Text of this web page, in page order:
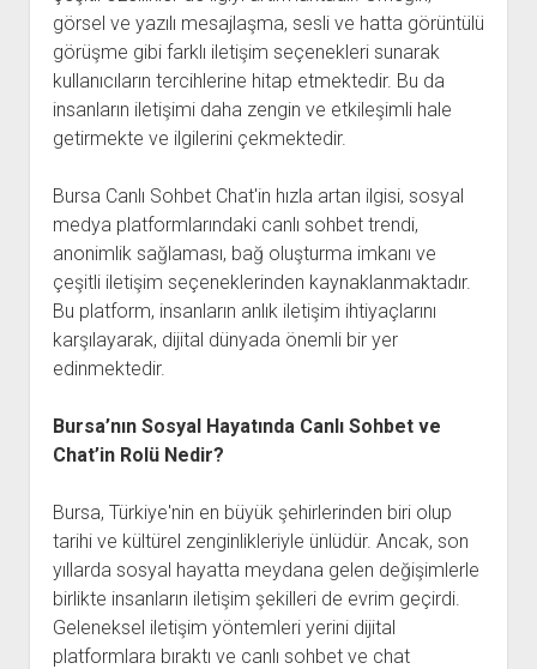
görsel ve yazılı mesajlaşma, sesli ve hatta görüntülü
görüşme gibi farklı iletişim seçenekleri sunarak
kullanıcıların tercihlerine hitap etmektedir. Bu da
insanların iletişimi daha zengin ve etkileşimli hale
getirmekte ve ilgilerini çekmektedir.
Bursa Canlı Sohbet Chat'in hızla artan ilgisi, sosyal
medya platformlarındaki canlı sohbet trendi,
anonimlik sağlaması, bağ oluşturma imkanı ve
çeşitli iletişim seçeneklerinden kaynaklanmaktadır.
Bu platform, insanların anlık iletişim ihtiyaçlarını
karşılayarak, dijital dünyada önemli bir yer
edinmektedir.
Bursa’nın Sosyal Hayatında Canlı Sohbet ve
Chat’in Rolü Nedir?
Bursa, Türkiye'nin en büyük şehirlerinden biri olup
tarihi ve kültürel zenginlikleriyle ünlüdür. Ancak, son
yıllarda sosyal hayatta meydana gelen değişimlerle
birlikte insanların iletişim şekilleri de evrim geçirdi.
Geleneksel iletişim yöntemleri yerini dijital
platformlara bıraktı ve canlı sohbet ve chat